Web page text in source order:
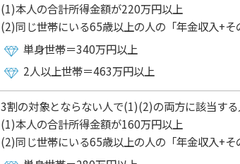
(1)本人の合計所得金額が220万円以上
(2)同じ世帯にいる65歳以上の人の「年金収入+
単身世帯＝340万円以上
2人以上世帯＝463万円以上
3割の対象とならない人で(1)(2)の両方に該当す
(1)本人の合計所得金額が160万円以上
(2)同じ世帯にいる65歳以上の人の「年金収入+